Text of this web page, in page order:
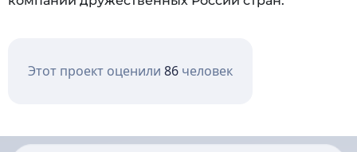
Этот проект оценили 86 человек